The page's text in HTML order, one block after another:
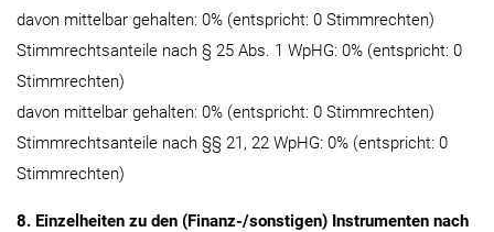
davon mittelbar gehalten: 0% (entspricht: 0 Stimmrechten)
Stimmrechtsanteile nach § 25 Abs. 1 WpHG: 0% (entspricht: 0
Stimmrechten)
davon mittelbar gehalten: 0% (entspricht: 0 Stimmrechten)
Stimmrechtsanteile nach §§ 21, 22 WpHG: 0% (entspricht: 0
Stimmrechten)
8. Einzelheiten zu den (Finanz-/sonstigen) Instrumenten nach